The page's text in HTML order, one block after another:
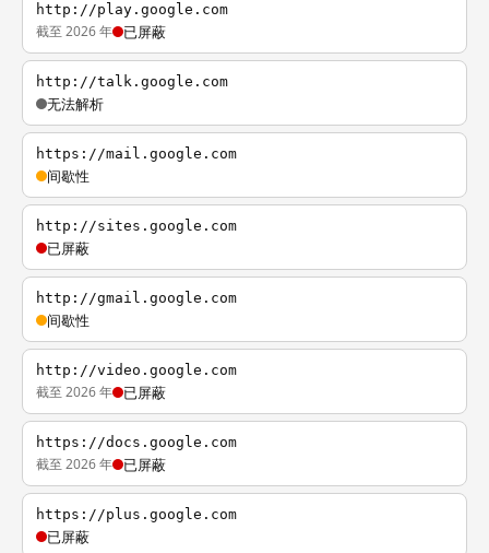
http://play.google.com
截至 2026 年 已屏蔽
http://talk.google.com
无法解析
https://mail.google.com
间歇性
http://sites.google.com
已屏蔽
http://gmail.google.com
间歇性
http://video.google.com
截至 2026 年 已屏蔽
https://docs.google.com
截至 2026 年 已屏蔽
https://plus.google.com
已屏蔽